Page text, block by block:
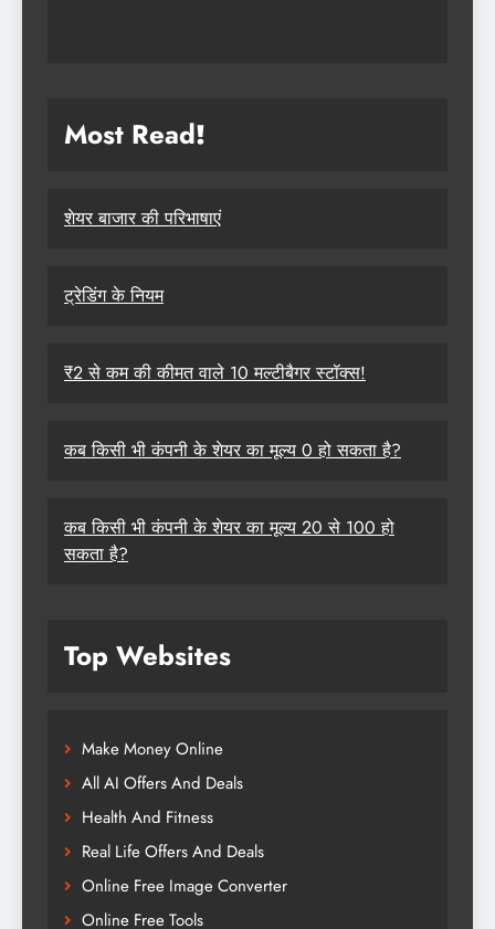
Most Read!
शेयर बाजार की परिभाषाएं
ट्रेडिंग के नियम
₹2 से कम की कीमत वाले 10 मल्टीबैगर स्टॉक्स!
कब किसी भी कंपनी के शेयर का मूल्य 0 हो सकता है?
कब किसी भी कंपनी के शेयर का मूल्य 20 से 100 हो
सकता है?
Top Websites
Make Money Online
All AI Offers And Deals
Health And Fitness
Real Life Offers And Deals
Online Free Image Converter
Online Free Tools